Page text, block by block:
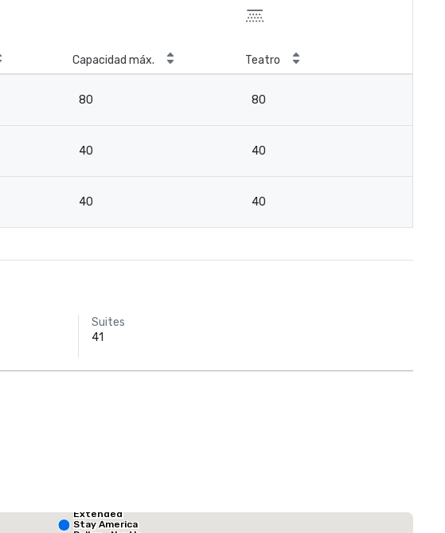
Capacidad máx. Teatro
80 80
40 40
40 40
Suites
41
Extended
Stay America